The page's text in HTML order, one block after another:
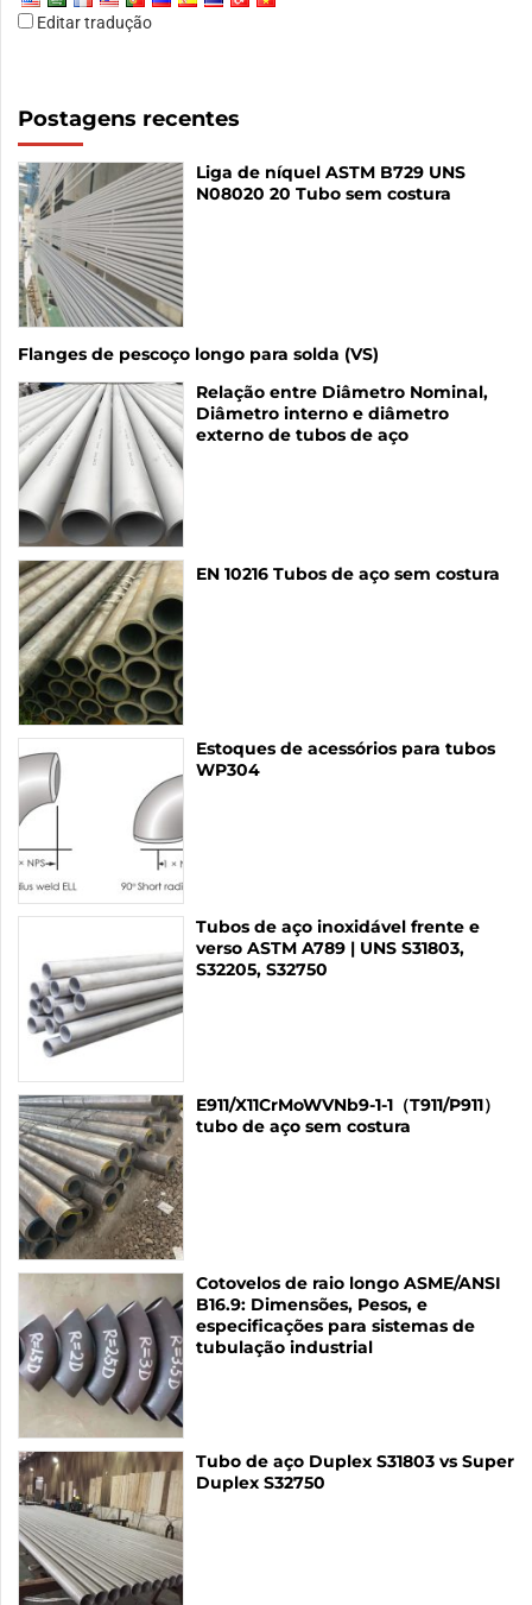
Editar tradução
Postagens recentes
Liga de níquel ASTM B729 UNS
N08020 20 Tubo sem costura
Flanges de pescoço longo para solda (VS)
Relação entre Diâmetro Nominal,
Diâmetro interno e diâmetro
externo de tubos de aço
EN 10216 Tubos de aço sem costura
Estoques de acessórios para tubos
WP304
Tubos de aço inoxidável frente e
verso ASTM A789 | UNS S31803,
S32205, S32750
E911/X11CrMoWVNb9-1-1（T911/P911）
tubo de aço sem costura
Cotovelos de raio longo ASME/ANSI
B16.9: Dimensões, Pesos, e
especificações para sistemas de
tubulação industrial
Tubo de aço Duplex S31803 vs Super
Duplex S32750